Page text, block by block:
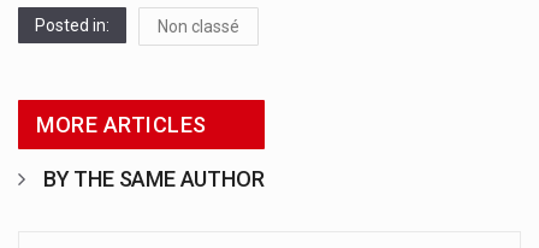
Posted in: Non classé
MORE ARTICLES
BY THE SAME AUTHOR